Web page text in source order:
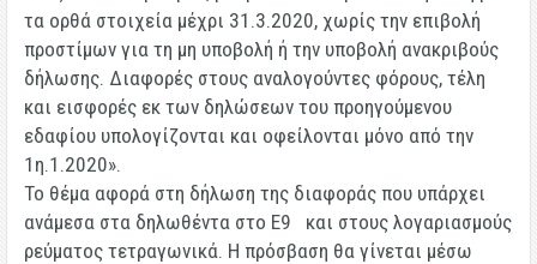
τα ορθά στοιχεία μέχρι 31.3.2020, χωρίς την επιβολή
προστίμων για τη μη υποβολή ή την υποβολή ανακριβούς
δήλωσης. Διαφορές στους αναλογούντες φόρους, τέλη
και εισφορές εκ των δηλώσεων του προηγούμενου
εδαφίου υπολογίζονται και οφείλονται μόνο από την
1η.1.2020»
Το θέμα αφορά στη δήλωση της διαφοράς που υπάρχει
ανάμεσα στα δηλωθέντα στο Ε9 και στους λογαριασμούς
ρεύματος τετραγωνικά. Η πρόσβαση θα γίνεται μέσω